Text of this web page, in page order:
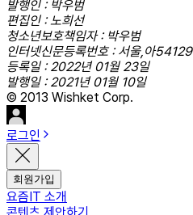
발행인 : 박우범
편집인 : 노희선
청소년보호책임자 : 박우범
인터넷신문등록번호 : 서울,아54129
등록일 : 2022년 01월 23일
발행일 : 2021년 01월 10일
© 2013 Wishket Corp.
로그인
회원가입
요즘IT 소개